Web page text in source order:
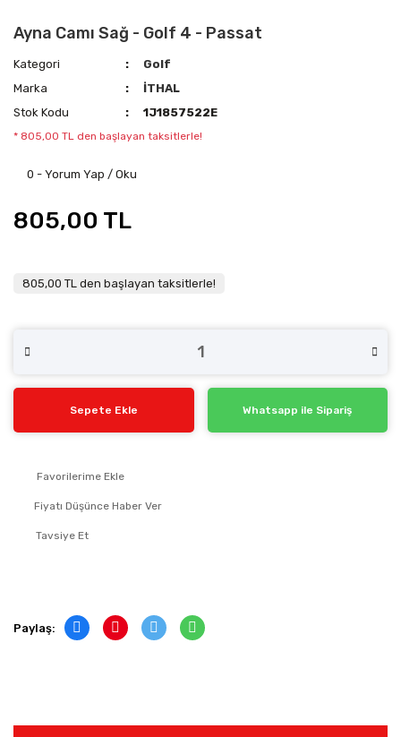
Ayna Camı Sağ - Golf 4 - Passat
Kategori
Golf
Marka
İTHAL
Stok Kodu
1J1857522E
* 805,00 TL den başlayan taksitlerle!
0 - Yorum Yap / Oku
805,00 TL
805,00 TL den başlayan taksitlerle!
Sepete Ekle Whatsapp ile Sipariş
Fiyatı Düşünce Haber Ver
Tavsiye Et
Paylaş: